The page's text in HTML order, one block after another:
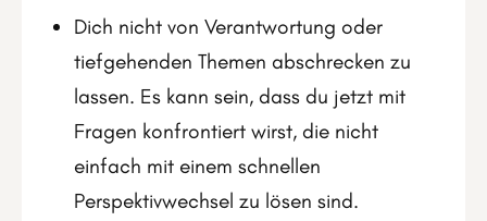
Dich nicht von Verantwortung oder
tiefgehenden Themen abschrecken zu
lassen. Es kann sein, dass du jetzt mit
Fragen konfrontiert wirst, die nicht
einfach mit einem schnellen
Perspektivwechsel zu lösen sind.